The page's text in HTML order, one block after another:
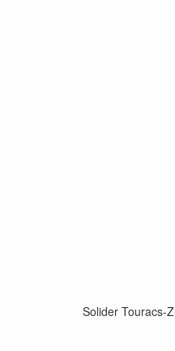
Solider Touracs-